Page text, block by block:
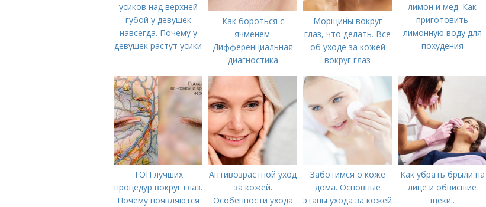
усиков над верхней
губой у девушек
навсегда. Почему у
девушек растут усики
Как бороться с
ячменем.
Дифференциальная
диагностика
Морщины вокруг
глаз, что делать. Все
об уходе за кожей
вокруг глаз
лимон и мед. Как
приготовить
лимонную воду для
похудения
ТОП лучших
процедур вокруг глаз.
Почему появляются
Антивозрастной уход
за кожей.
Особенности ухода
Заботимся о коже
дома. Основные
этапы ухода за кожей
Как убрать брыли на
лице и обвисшие
щеки..